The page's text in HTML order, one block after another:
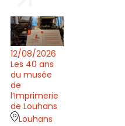
12/08/2026
Les 40 ans
du musée
de
l’Imprimerie
de Louhans
Louhans